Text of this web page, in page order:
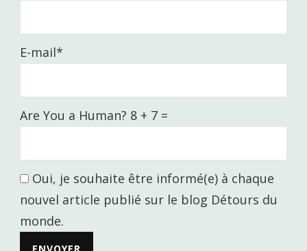
E-mail*
Are You a Human? 8 + 7 =
Oui, je souhaite être informé(e) à chaque
nouvel article publié sur le blog Détours du
monde.